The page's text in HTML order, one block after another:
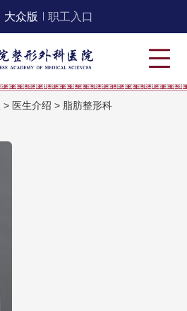
大众版 职工入口
> 医生介绍 > 脂肪整形科